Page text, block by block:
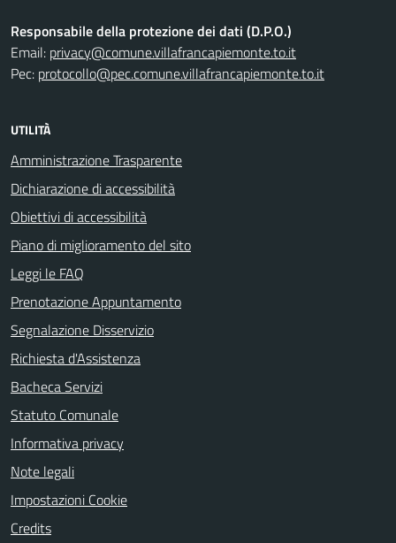
Responsabile della protezione dei dati (D.P.O.)
Email: privacy@comune.villafrancapiemonte.to.it
Pec: protocollo@pec.comune.villafrancapiemonte.to.it
UTILITÀ
Amministrazione Trasparente
Dichiarazione di accessibilità
Obiettivi di accessibilità
Piano di miglioramento del sito
Leggi le FAQ
Prenotazione Appuntamento
Segnalazione Disservizio
Richiesta d'Assistenza
Bacheca Servizi
Statuto Comunale
Informativa privacy
Note legali
Impostazioni Cookie
Credits